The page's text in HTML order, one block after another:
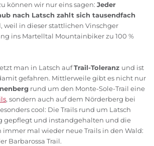
können wir nur eins sagen: Jeder
nach Latsch zahlt sich tausendfach
weil in dieser stattlichen Vinschger
ins Martelltal Mountainbiker zu 100 %
man in Latsch aufTrail-Toleranz und ist
gefahren. Mittlerweile gibt es nicht nur
rund um den Monte-Sole-Trail eine
, sondern auch auf dem Nörderberg bei
cool: Die Trails rund um Latsch
gepflegt und instandgehalten und die
immer mal wieder neue Trails in den Wald:
Barbarossa Trail.